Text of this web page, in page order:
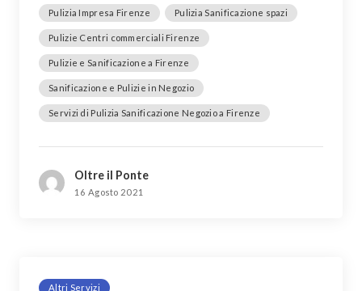
Pulizia Impresa Firenze Pulizia Sanificazione spazi
Pulizie Centri commerciali Firenze
Pulizie e Sanificazione a Firenze
Sanificazione e Pulizie in Negozio
Servizi di Pulizia Sanificazione Negozio a Firenze
Oltre il Ponte
16 Agosto 2021
Altri Servizi